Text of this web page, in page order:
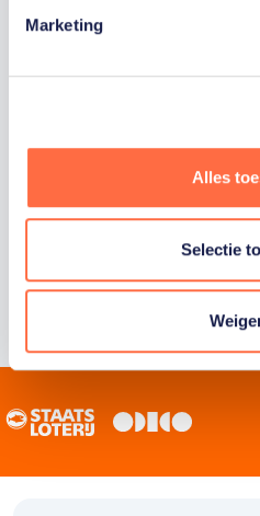
Marketing
Alles
Selectie
Staatsloterij is
sportiefste land van